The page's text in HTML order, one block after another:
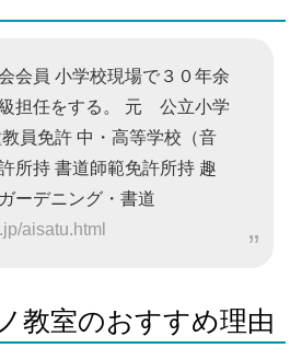
会員 小学校現場で３０年余
担任をする。 元 公立小学
員免許 中・高等学校（音
所持 書道師範免許所持 趣
ーデニング・書道
aisatu.html
教室のおすすめ理由